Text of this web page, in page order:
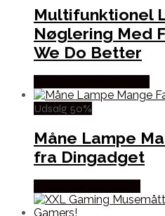
Multifunktionel
Nøglering Med
We Do Better
Udsalg 50%
Måne Lampe
fra Dingadget